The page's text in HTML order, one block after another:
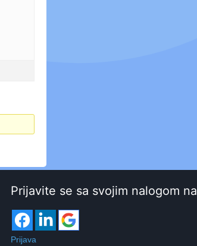
Prijavite se sa svojim nalogom na
Prijava